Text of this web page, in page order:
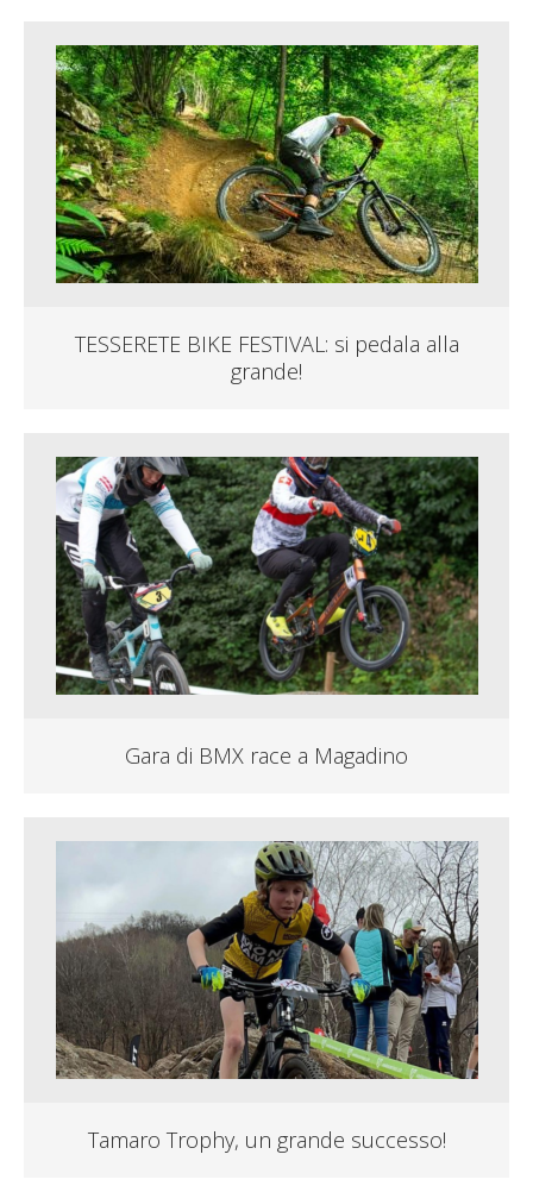
TESSERETE BIKE FESTIVAL: si pedala alla
grande!
Gara di BMX race a Magadino
Tamaro Trophy, un grande successo!